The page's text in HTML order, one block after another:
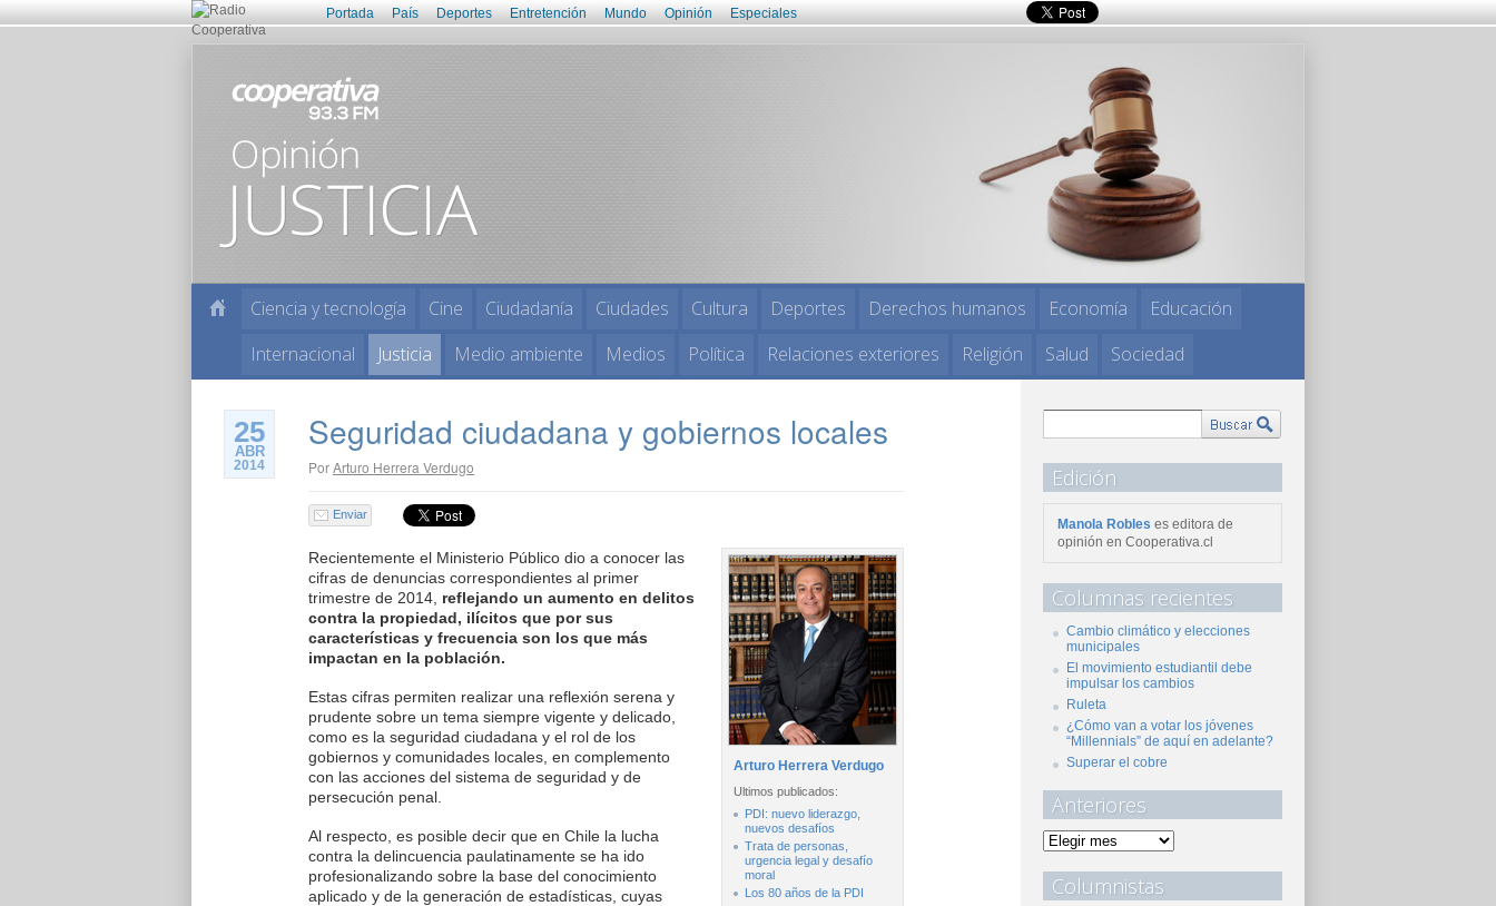
Portada País Deportes Entretención Mundo Opinión Especiales
Ciencia y tecnología Cine Ciudadanía Ciudades Cultura Deportes Derechos humanos Economía
Educación
Internacional
Justicia Medio ambiente Medios Política Relaciones exteriores Religión Salud Sociedad
25
ABR
2014
Seguridad ciudadana y gobiernos locales
PorArturo Herrera Verdugo
Enviar
Arturo Herrera Verdugo
Ultimos publicados:
PDI: nuevo liderazgo,
nuevos desafíos
Trata de personas,
urgencia legal y desafío
moral
Los 80 años de la PDI
Recientemente el Ministerio Público dio a conocer las
cifras de denuncias correspondientes al primer
trimestre de 2014, reflejando un aumento en delitos
contra la propiedad, ilícitos que por sus
características y frecuencia son los que más
impactan en la población.
Estas cifras permiten realizar una reflexión serena y
prudente sobre un tema siempre vigente y delicado,
como es la seguridad ciudadana y el rol de los
gobiernos y comunidades locales, en complemento
con las acciones del sistema de seguridad y de
persecución penal.
Al respecto, es posible decir que en Chile la lucha
contra la delincuencia paulatinamente se ha ido
profesionalizando sobre la base del conocimiento
aplicado y de la generación de estadísticas, cuyas
Edición
Manola Robles es editora de
opinión en Cooperativa.cl
Columnas recientes
Cambio climático y elecciones
municipales
El movimiento estudiantil debe
impulsar los cambios
Ruleta
¿Cómo van a votar los jóvenes
“Millennials” de aquí en adelante?
Superar el cobre
Anteriores
Columnistas